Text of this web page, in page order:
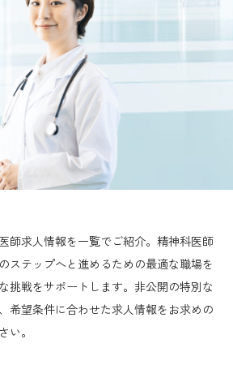
師求人情報を一覧でご紹介。精神科医師
ステップへと進めるための最適な職場を
挑戦をサポートします。非公開の特別な
希望条件に合わせた求人情報をお求めの
い。